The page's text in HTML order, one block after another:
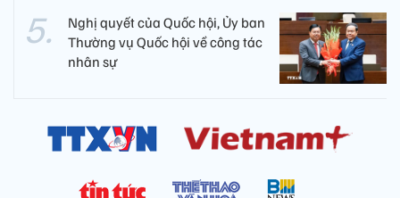
Nghị quyết của Quốc hội, Ủy ban
Thường vụ Quốc hội về công tác
nhân sự